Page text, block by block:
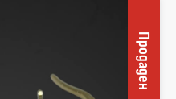
Продаден